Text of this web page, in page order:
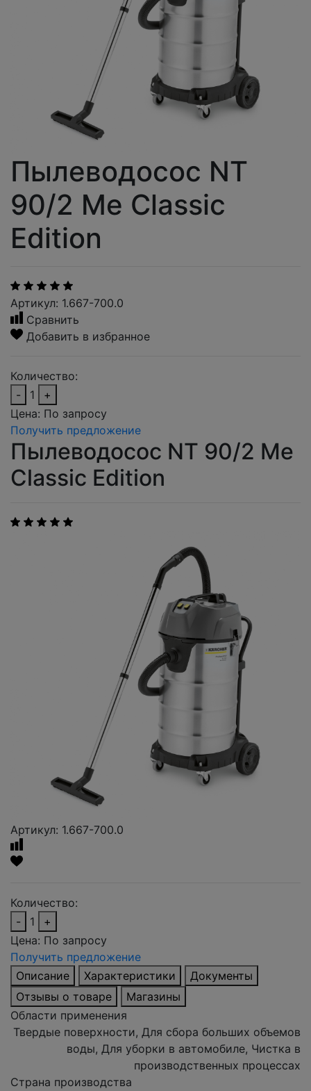
Пылеводосос NT
90/2 Me Classic
Edition
Артикул: 1.667-700.0
Сравнить
Добавить в избранное
Количество:
-
1
+
Цена: По запросу
Получить предложение
Пылеводосос NT 90/2 Me
Classic Edition
Артикул: 1.667-700.0
Количество:
-
1
+
Цена: По запросу
Получить предложение
Описание
Характеристики
Документы
Отзывы о товаре
Магазины
Области применения
Твердые поверхности, Для сбора больших объемов
воды, Для уборки в автомобиле, Чистка в
производственных процессах
Страна производства